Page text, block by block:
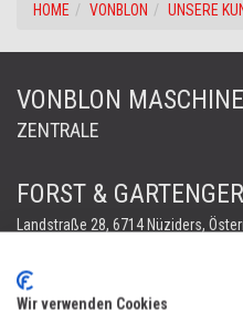
HOME VONBLON UNSERE
VONBLON
ZENTRALE
FORST &
Landstraße 28, 6714 Nüziders,
Fax: +43 (0)5552 66745
office@vonblon.cc
Wir verwenden Cookies